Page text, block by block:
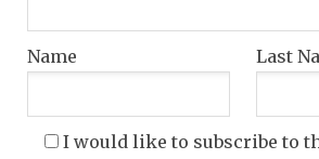
Name Last
I would like to subscribe to